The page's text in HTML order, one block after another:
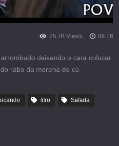
25.7K Views 06:16
deixando o cara colocar
rabo da morena do cú
litro Safada